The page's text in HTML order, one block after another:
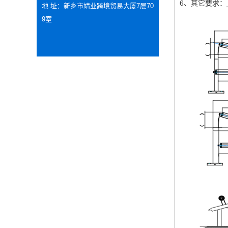
6、其它要求
地 址：新乡市靖业跨境贸易大厦7层70
9室